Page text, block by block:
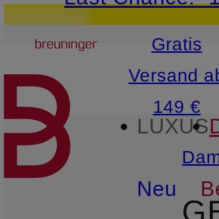
ZUM HAUPTINHALT
15€-
Breuninger
Gratis
Versand
149 €
LUXUS
Neu